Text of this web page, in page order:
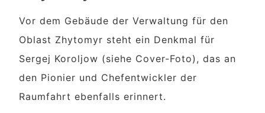
Vor dem Gebäude der Verwaltung für den
Oblast Zhytomyr steht ein Denkmal für
Sergej Koroljow (siehe Cover-Foto), das an
den Pionier und Chefentwickler der
Raumfahrt ebenfalls erinnert.